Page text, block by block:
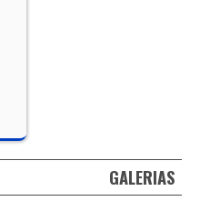
GALERIAS